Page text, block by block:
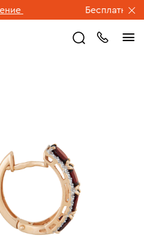
Бесплатная